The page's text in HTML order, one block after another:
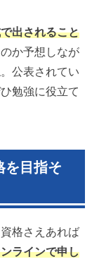
出されること
か予想しなが
公表されてい
勉強に役立て
を目指そ
格さえあれば
ラインで申し